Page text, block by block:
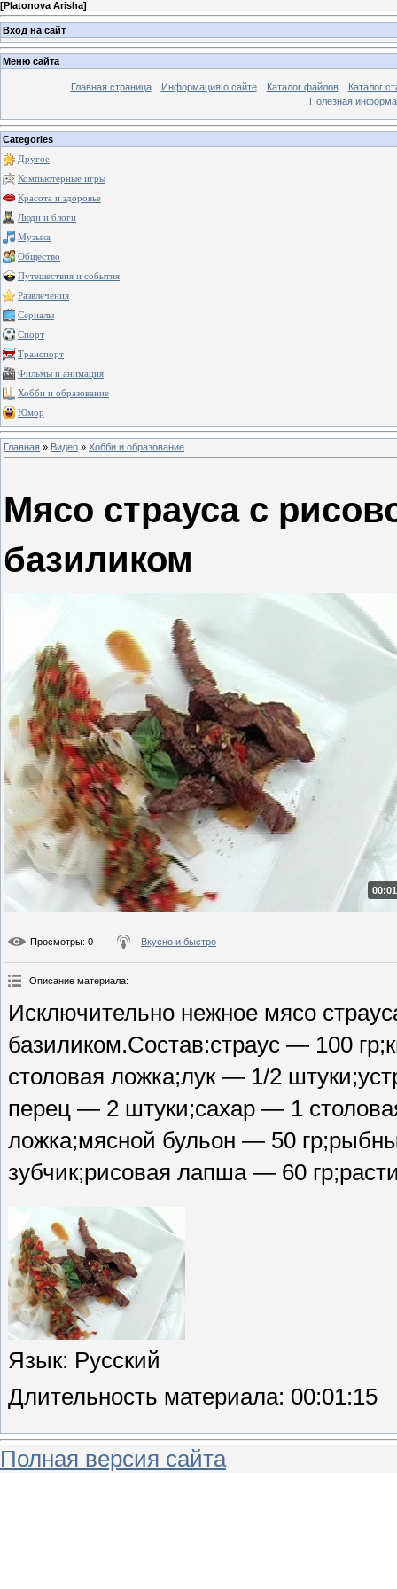
[Platonova Arisha]
Вход на сайт
Меню сайта
Главная страница Информация о сайте Каталог файлов
Каталог
Полезная
Categories
Другое
Компьютерные игры
Красота и здоровье
Люди и блоги
Музыка
Общество
Путешествия и события
Развлечения
Сериалы
Спорт
Транспорт
Фильмы и анимация
Хобби и образование
Юмор
Главная » Видео » Хобби и образование
Мясо страуса с
базиликом
Просмотры: 0 Вкусно и быстро
Описание материала:
Исключительно нежное мясо
базиликом.Состав:страус — 100
столовая ложка;лук — 1/2
перец — 2 штуки;сахар — 1
ложка;мясной бульон — 50
зубчик;рисовая лапша — 60
Язык: Русский
Длительность материала: 00:01:15
Полная версия сайта